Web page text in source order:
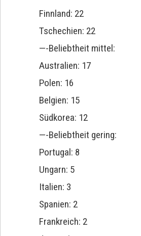
Finnland: 22
Tschechien: 22
—-Beliebtheit mittel:
Australien: 17
Polen: 16
Belgien: 15
Südkorea: 12
—-Beliebtheit gering:
Portugal: 8
Ungarn: 5
Italien: 3
Spanien: 2
Frankreich: 2